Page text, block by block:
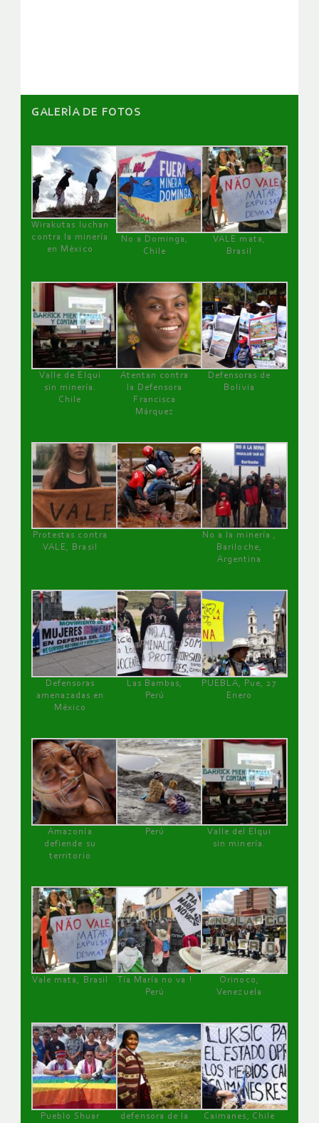
GALERÌA DE FOTOS
Wirakutas luchan
contra la minería
en México
No a Dominga,
Chile
VALE mata,
Brasil
Valle de Elqui
sin minería.
Chile
Atentan contra
la Defensora
Francisca
Márquez
Defensoras de
Bolivia
Protestas contra
VALE, Brasil
No a la minería ,
Bariloche,
Argentina
Defensoras
amenazadas en
México
Las Bambas,
Perú
PUEBLA, Pue, 27
Enero
Amazonía
defiende su
territorio
Perú
Valle del Elqui
sin minería.
Vale mata, Brasil
Tía María no va !
Perú
Orinoco,
Venezuela
Pueblo Shuar defensora de la Caimanes, Chile